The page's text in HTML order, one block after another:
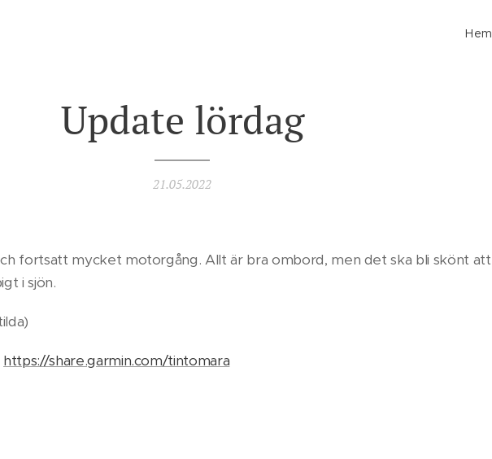
Hem
Update lördag
21.05.2022
fortsatt mycket motorgång. Allt är bra ombord, men det ska bli skönt att
i sjön.
https://share.garmin.com/tintomara